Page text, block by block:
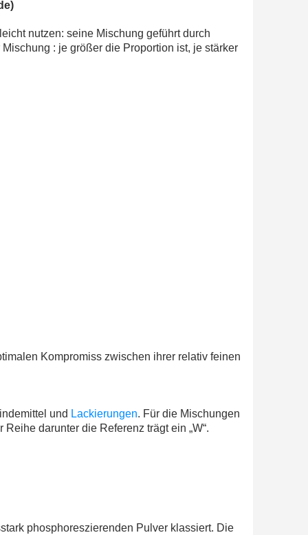
nutzen: seine Mischung geführt durch
: je größer die Proportion ist, je stärker
Kompromiss zwischen ihrer relativ feinen
und Lackierungen. Für die Mischungen
darunter die Referenz trägt ein „W“.
phosphoreszierenden Pulver klassiert. Die